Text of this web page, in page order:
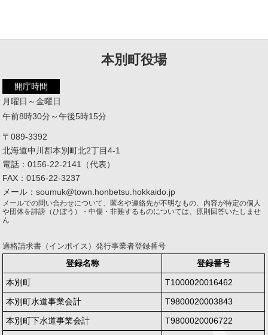
本別町役場
開庁時間
月曜日～金曜日
午前8時30分～午後5時15分
〒089-3392
北海道中川郡本別町北2丁目4-1
電話：0156-22-2141（代表）
FAX：0156-22-3237
メール：soumuk@town.honbetsu.hokkaido.jp
メールでの問い合わせについて、匿名や連絡先が不明なもの、内容が特定の個人
や団体を誹謗（ひぼう）・中傷・非難するものについては、原則回答いたしませ
ん
適格請求書（インボイス）発行事業者登録番号
登録名称
登録番号
本別町
T1000020016462
本別町水道事業会計
T9800020003843
本別町下水道事業会計
T9800020006722